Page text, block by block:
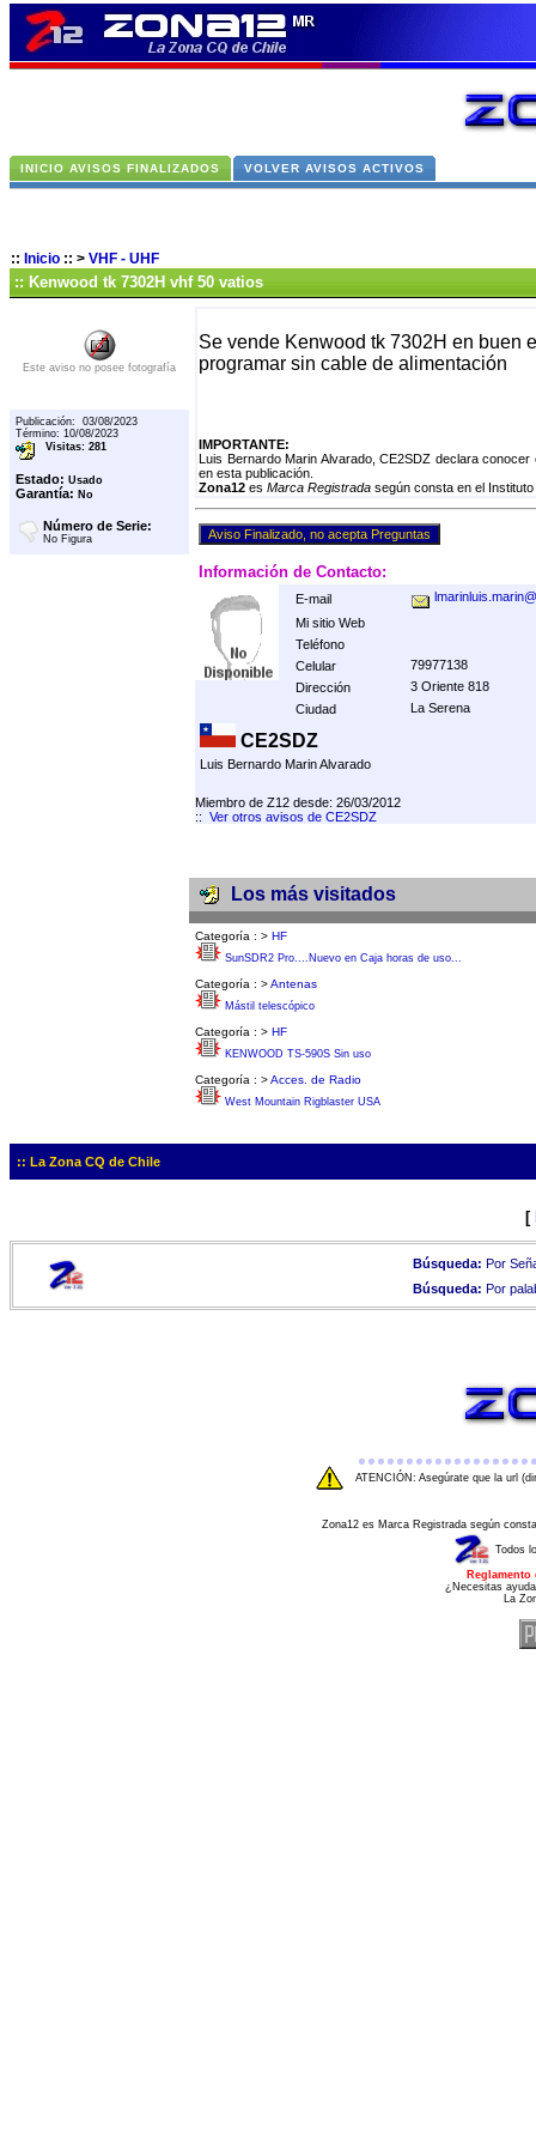
INICIO AVISOS FINALIZADOS VOLVER AVISOS ACTIVOS
:: Inicio :: > VHF - UHF
:: Kenwood tk 7302H vhf 50 vatios
Este aviso no posee fotografía
Publicación: 03/08/2023
Término: 10/08/2023
Visitas: 281
Estado: Usado
Garantía: No
Número de Serie:
No Figura
Se vende Kenwood tk 7302H en buen
programar sin cable de alimentación
IMPORTANTE:
Luis Bernardo Marin Alvarado, CE2SDZ declara
en esta publicación.
Zona12 es Marca Registrada según consta en el
Información de Contacto:
E-mail
Mi sitio Web
Teléfono
Celular
79977138
Dirección
3 Oriente 818
Ciudad
La Serena
CE2SDZ
Luis Bernardo Marin Alvarado
Miembro de Z12 desde: 26/03/2012
:: Ver otros avisos de CE2SDZ
Los más visitados
Categoría : > HF
SunSDR2 Pro....Nuevo en Caja horas de uso...
Categoría : >Antenas
Mástil telescópico
Categoría : > HF
KENWOOD TS-590S Sin uso
Categoría : >Acces. de Radio
West Mountain Rigblaster USA
:: La Zona CQ de Chile
[
Búsqueda: Por
Búsqueda: Por
ATENCIÓN: Asegúrate que la url
Zona12 es Marca Registrada según
Todos
¿Necesitas
La